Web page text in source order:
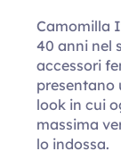
Camomilla
40 anni nel
accessori
presentano
look in cui
massima
lo indossa.